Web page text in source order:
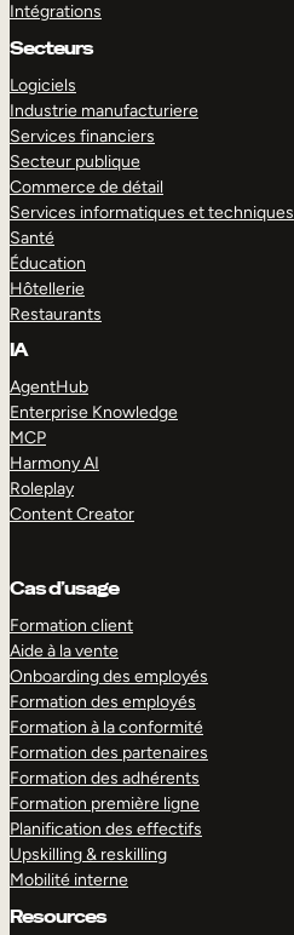
Intégrations
Secteurs
Logiciels
Industrie manufacturiere
Services financiers
Secteur publique
Commerce de détail
Services informatiques et techniques
Santé
Éducation
Hôtellerie
Restaurants
IA
AgentHub
Enterprise Knowledge
MCP
Harmony AI
Roleplay
Content Creator
Cas d’usage
Formation client
Aide à la vente
Onboarding des employés
Formation des employés
Formation à la conformité
Formation des partenaires
Formation des adhérents
Formation première ligne
Planification des effectifs
Upskilling & reskilling
Mobilité interne
Resources